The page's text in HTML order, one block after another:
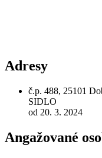
Adresy
č.p. 488, 25101
SIDLO
od 20. 3. 2024
Angažované